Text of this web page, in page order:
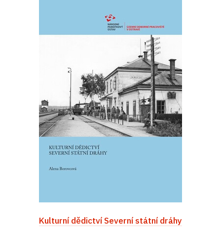
Kulturní dědictví Severní státní dráhy